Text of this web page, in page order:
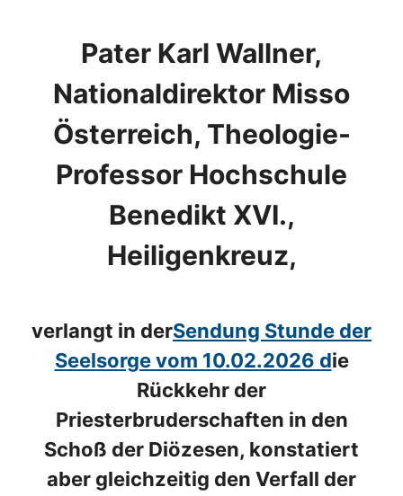
Pater Karl Wallner,
Nationaldirektor Misso
Österreich, Theologie-
Professor Hochschule
Benedikt XVI.,
Heiligenkreuz,
verlangt in derSendung Stunde der
Seelsorge vom 10.02.2026 die
Rückkehr der
Priesterbruderschaften in den
Schoß der Diözesen, konstatiert
aber gleichzeitig den Verfall der